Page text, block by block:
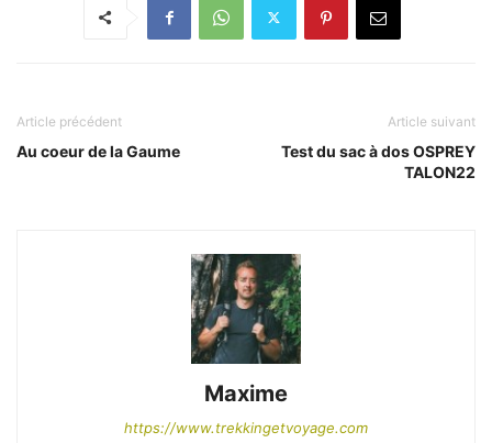
Article précédent
Au coeur de la Gaume
Article suivant
Test du sac à dos OSPREY
TALON22
Maxime
https://www.trekkingetvoyage.com